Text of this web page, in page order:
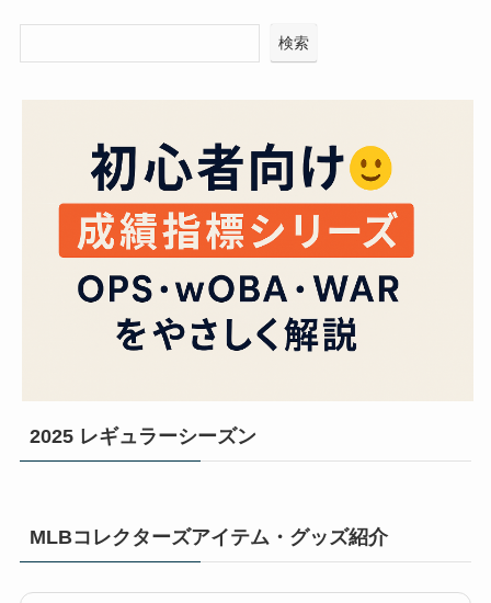
検索
2025 レギュラーシーズン
MLBコレクターズアイテム・グッズ紹介